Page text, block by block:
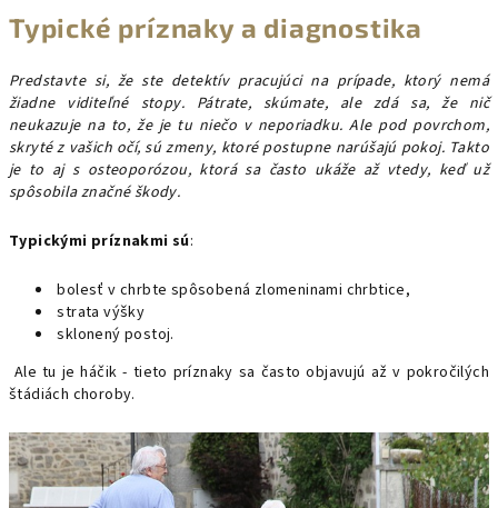
Typické príznaky a diagnostika
Predstavte si, že ste detektív pracujúci na prípade, ktorý nemá
žiadne viditeľné stopy. Pátrate, skúmate, ale zdá sa, že nič
neukazuje na to, že je tu niečo v neporiadku. Ale pod povrchom,
skryté z vašich očí, sú zmeny, ktoré postupne narúšajú pokoj. Takto
je to aj s osteoporózou, ktorá sa často ukáže až vtedy, keď už
spôsobila značné škody.
Typickými príznakmi sú:
bolesť v chrbte spôsobená zlomeninami chrbtice,
strata výšky
sklonený postoj.
Ale tu je háčik - tieto príznaky sa často objavujú až v pokročilých
štádiách choroby.